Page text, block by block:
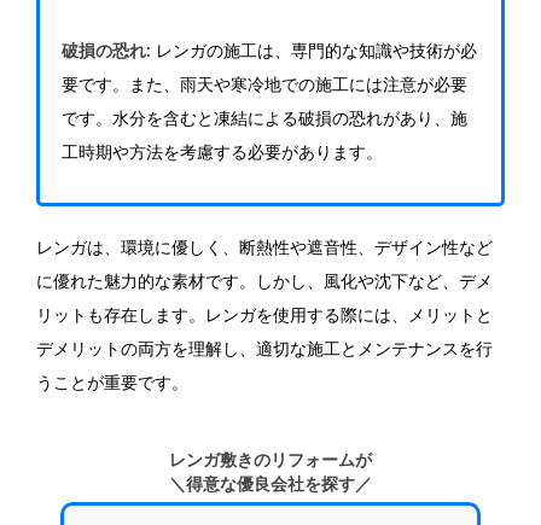
破損の恐れ: レンガの施工は、専門的な知識や技術が必
要です。また、雨天や寒冷地での施工には注意が必要
です。水分を含むと凍結による破損の恐れがあり、施
工時期や方法を考慮する必要があります。
レンガは、環境に優しく、断熱性や遮音性、デザイン性など
に優れた魅力的な素材です。しかし、風化や沈下など、デメ
リットも存在します。レンガを使用する際には、メリットと
デメリットの両方を理解し、適切な施工とメンテナンスを行
うことが重要です。
レンガ敷きのリフォームが
＼得意な優良会社を探す／